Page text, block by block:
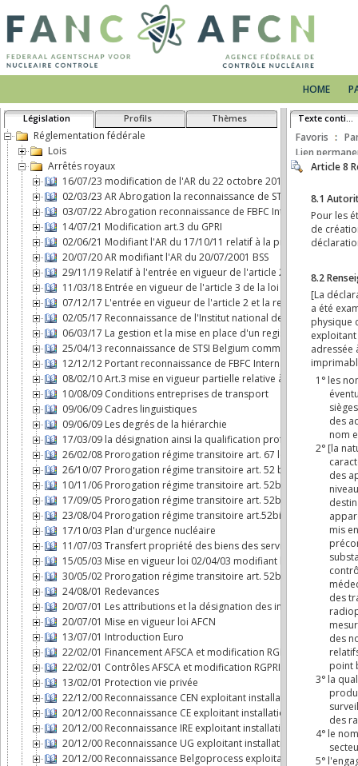
HOME
Législation Profils Thèmes
Réglementation fédérale
Lois
Arrêtés royaux
16/07/23 modification de l'AR du 22 octobre 2017 concernant
02/03/23 AR Abrogation la reconnaissance de STSI Belgium
03/07/22 Abrogation reconnaissance de FBFC International
14/07/21 Modification art.3 du GPRI
02/06/21 Modifiant l'AR du 17/10/11 relatif à la protection
20/07/20 AR modifiant l'AR du 20/07/2001 BSS
29/11/19 Relatif à l'entrée en vigueur de l'article 2, b), de la loi
11/03/18 Entrée en vigueur de l'article 3 de la loi du 7 mai
07/12/17 L'entrée en vigueur de l'article 2 et la responsabilité
02/05/17 Reconnaissance de l'Institut national des
06/03/17 La gestion et la mise en place d'un registre
25/04/13 reconnaissance de STSI Belgium comme transporteur
12/12/12 Portant reconnaissance de FBFC International comme
08/02/10 Art.3 mise en vigueur partielle relative à l'AFCN
10/08/09 Conditions entreprises de transport
09/06/09 Cadres linguistiques
09/06/09 Les degrés de la hiérarchie
17/03/09 la désignation ainsi la qualification professionnelle de
26/02/08 Prorogation régime transitoire art. 67 loi AFCN
26/10/07 Prorogation régime transitoire art. 52 bis loi AFCN
10/11/06 Prorogation régime transitoire art. 52bis loi AFCN
17/09/05 Prorogation régime transitoire art. 52bis loi AFCN
23/08/04 Prorogation régime transitoire art.52bis loi AFCN
17/10/03 Plan d'urgence nucléaire
11/07/03 Transfert propriété des biens des services nucléaires à
15/05/03 Mise en vigueur loi 02/04/03 modifiant loi AFCN
30/05/02 Prorogation régime transitoire art. 52bis loi AFCN
24/08/01 Redevances
20/07/01 Les attributions et la désignation des inspecteurs
20/07/01 Mise en vigueur loi AFCN
13/07/01 Introduction Euro
22/02/01 Financement AFSCA et modification RGPRI
22/02/01 Contrôles AFSCA et modification RGPRI
13/02/01 Protection vie privée
22/12/00 Reconnaissance CEN exploitant installation nucléaire
20/12/00 Reconnaissance CE exploitant installation nucléaire
20/12/00 Reconnaissance IRE exploitant installation nucléaire
20/12/00 Reconnaissance UG exploitant installation nucléaire
20/12/00 Reconnaissance Belgoprocess exploitant installation
Texte continu
Favoris
Lien